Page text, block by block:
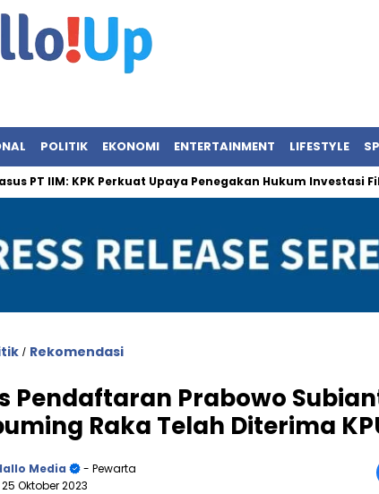
POLITIK EKONOMI ENTERTAINMENT LIFESTYLE
PT IIM: KPK Perkuat Upaya Penegakan Hukum Investasi
/ Rekomendasi
Pendaftaran Prabowo
Raka Telah Diterima
Media
- Pewarta
Oktober 2023